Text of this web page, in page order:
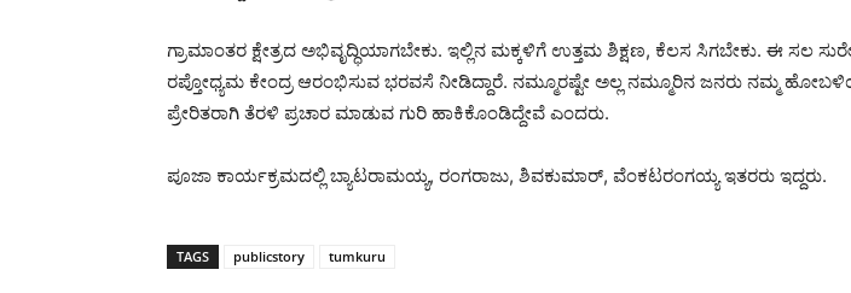
ಗ್ರಾಮಾಂತರ ಕ್ಷೇತ್ರದ ಅಭಿವೃದ್ಧಿಯಾಗಬೇಕು. ಇಲ್ಲಿನ ಮಕ್ಕಳಿಗೆ ಉತ್ತಮ ಶಿಕ್ಷಣ, ಕೆಲಸ ಸಿಗಬೇಕು. ಈ ಸಲ
ರಪ್ತೋಧ್ಯಮ ಕೇಂದ್ರ ಆರಂಭಿಸುವ ಭರವಸೆ ನೀಡಿದ್ದಾರೆ. ನಮ್ಮೂರಷ್ಟೇ ಅಲ್ಲ ನಮ್ಮೂರಿನ ಜನರು ನಮ್ಮ
ಪ್ರೇರಿತರಾಗಿ ತೆರಳಿ ಪ್ರಚಾರ ಮಾಡುವ ಗುರಿ ಹಾಕಿಕೊಂಡಿದ್ದೇವೆ ಎಂದರು.
ಪೂಜಾ ಕಾರ್ಯಕ್ರಮದಲ್ಲಿ ಬ್ಯಾಟರಾಮಯ್ಯ, ರಂಗರಾಜು, ಶಿವಕುಮಾರ್, ವೆಂಕಟರಂಗಯ್ಯ ಇತರರು ಇದ್ದರು.
TAGS publicstory tumkuru